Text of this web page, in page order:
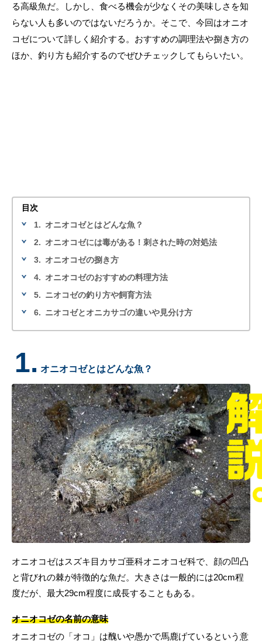
る高級魚だ。しかし、食べる機会が少なくその美味しさを知
らない人も多いのではないだろうか。そこで、今回はオニオ
コゼについて詳しく紹介する。おすすめの調理法や捌き方の
ほか、釣り方も紹介するのでぜひチェックしてもらいたい。
目次
1. オニオコゼとはどんな魚？
2. オニオコゼには毒がある！刺された時の対処法
3. オニオコゼの捌き方
4. オニオコゼのおすすめの料理方法
5. ニオコゼの釣り方や飼育方法
6. ニオコゼとオニカサゴの違いや見分け方
1. オニオコゼとはどんな魚？
オニオコゼはスズキ目カサゴ亜科オニオコゼ科で、顔の凹凸
と背びれの棘が特徴的な魚だ。大きさは一般的には20cm程
度だが、最大29cm程度に成長することもある。
オニオコゼの名前の意味
オニオコゼの「オコ」は醜いや愚かで馬鹿げているという意